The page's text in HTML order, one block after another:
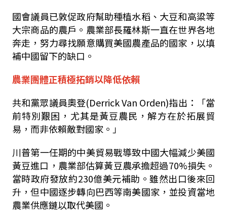
國會議員已敦促政府幫助種植水稻、大豆和高粱等
大宗商品的農戶。農業部長羅林斯一直在世界各地
奔走，努力尋找願意購買美國農產品的國家，以填
補中國留下的缺口。
農業團體正積極拓銷以降低依賴
共和黨眾議員奧登(Derrick Van Orden)指出：「當
前特別艱困，尤其是黃豆農民，解方在於拓展貿
易，而非依賴敵對國家。」
川普第一任期的中美貿易戰導致中國大幅減少美國
黃豆進口，農業部估算黃豆農承擔超過70%損失。
當時政府發放約230億美元補助。雖然出口後來回
升，但中國逐步轉向巴西等南美國家，並投資當地
農業供應鏈以取代美國。